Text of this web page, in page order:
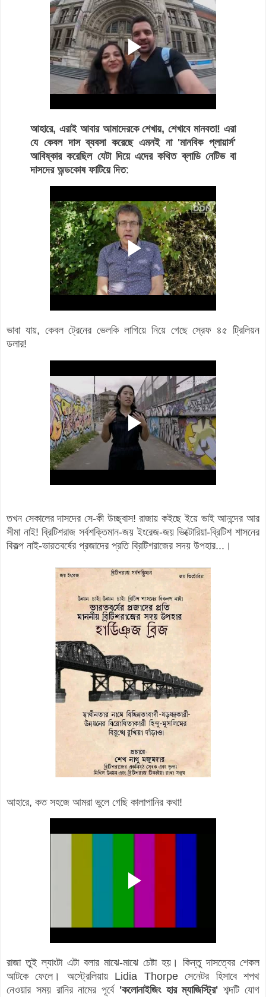
আহারে, এরাই আবার আমাদেরকে শেখায়, শেখাবে মানবতা! এরা
যে কেবল দাস ব্যবসা করেছে এমনই না 'মানবিক প্লায়ার্স'
আবিষ্কার করেছিল যেটা দিয়ে এদের কথিত ব্লাডি নেটিভ বা
দাসদের অন্ডকোষ ফাটিয়ে দিত:
ভাবা যায়, কেবল ট্রেনের ভেলকি লাগিয়ে নিয়ে গেছে স্রেফ ৪৫ ট্রিলিয়ন
ডলার!
তখন সেকালের দাসদের সে-কী উচ্ছ্বাস! রাজায় কইছে ইয়ে ভাই আনন্দের আর
সীমা নাই! ব্রিটিশরাজ সর্বশক্তিমান-জয় ইংরেজ-জয় ভিক্টোরিয়া-ব্রিটিশ শাসনের
বিকল্প নাই-ভারতবর্ষের প্রজাদের প্রতি ব্রিটিশরাজের সদয় উপহার...।
আহারে, কত সহজে আমরা ভুলে গেছি কালাপানির কথা!
রাজা তুই ল্যাংটা এটা বলার মাঝে-মাঝে চেষ্টা হয়। কিন্তু দাসত্বের শেকল
আটকে ফেলে। অস্ট্রেলিয়ায় Lidia Thorpe সেনেটর হিসাবে শপথ
নেওয়ার সময় রানির নামের পূর্বে 'কলোনাইজিং হার ম্যাজিস্ট্রি' শব্দটি যোগ